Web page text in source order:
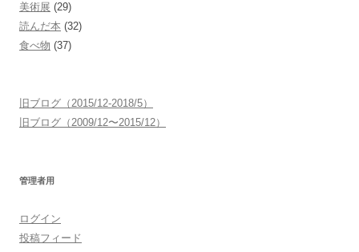
美術展 (29)
読んだ本 (32)
食べ物 (37)
旧ブログ（2015/12-2018/5）
旧ブログ（2009/12〜2015/12）
管理者用
ログイン
投稿フィード